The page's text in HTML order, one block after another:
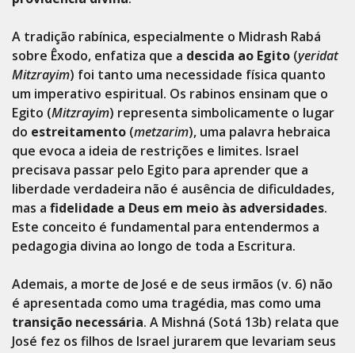
A tradição rabínica, especialmente o Midrash Rabá
sobre Êxodo, enfatiza que a descida ao Egito (yeridat
Mitzrayim) foi tanto uma necessidade física quanto
um imperativo espiritual. Os rabinos ensinam que o
Egito (Mitzrayim) representa simbolicamente o lugar
do estreitamento (metzarim), uma palavra hebraica
que evoca a ideia de restrições e limites. Israel
precisava passar pelo Egito para aprender que a
liberdade verdadeira não é ausência de dificuldades,
mas a fidelidade a Deus em meio às adversidades.
Este conceito é fundamental para entendermos a
pedagogia divina ao longo de toda a Escritura.
Ademais, a morte de José e de seus irmãos (v. 6) não
é apresentada como uma tragédia, mas como uma
transição necessária. A Mishná (Sotá 13b) relata que
José fez os filhos de Israel jurarem que levariam seus